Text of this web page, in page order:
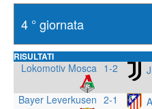
RISULTATI
Lokomotiv Mosca 1-2
Bayer Leverkusen 2-1